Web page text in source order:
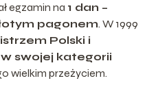
egzamin na 1 dan –
pagonem. W 1999
Polski i
swojej kategorii
wielkim przeżyciem.